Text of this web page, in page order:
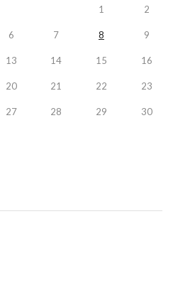
1 2
6 7 8 9
13 14 15 16
20 21 22 23
27 28 29 30